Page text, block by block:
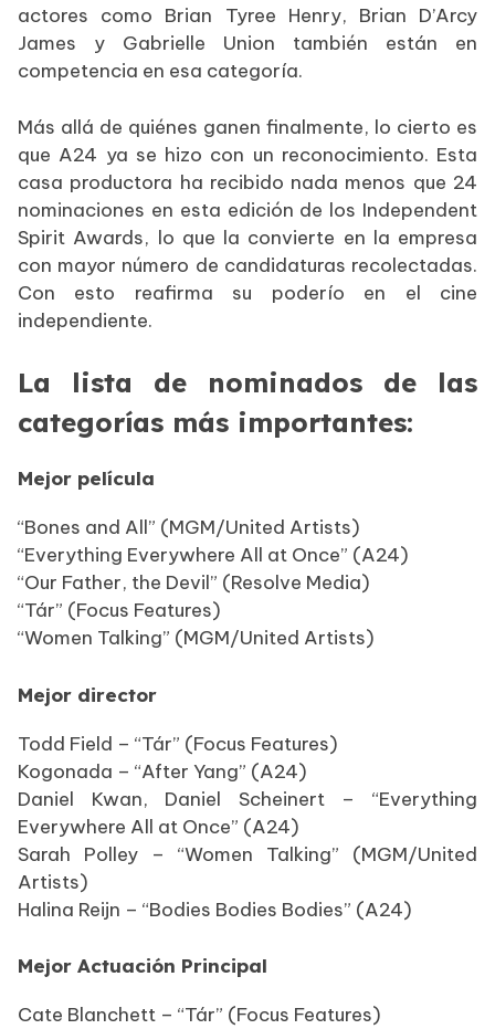
actores como Brian Tyree Henry, Brian D’Arcy
James y Gabrielle Union también están en
competencia en esa categoría.
Más allá de quiénes ganen finalmente, lo cierto es
que A24 ya se hizo con un reconocimiento. Esta
casa productora ha recibido nada menos que 24
nominaciones en esta edición de los Independent
Spirit Awards, lo que la convierte en la empresa
con mayor número de candidaturas recolectadas.
Con esto reafirma su poderío en el cine
independiente.
La lista de nominados de las
categorías más importantes:
Mejor película
“Bones and All” (MGM/United Artists)
“Everything Everywhere All at Once” (A24)
“Our Father, the Devil” (Resolve Media)
“Tár” (Focus Features)
“Women Talking” (MGM/United Artists)
Mejor director
Todd Field – “Tár” (Focus Features)
Kogonada – “After Yang” (A24)
Daniel Kwan, Daniel Scheinert – “Everything
Everywhere All at Once” (A24)
Sarah Polley – “Women Talking” (MGM/United
Artists)
Halina Reijn – “Bodies Bodies Bodies” (A24)
Mejor Actuación Principal
Cate Blanchett – “Tár” (Focus Features)